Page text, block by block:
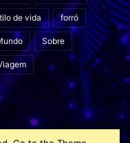
de vida forró
Sobre